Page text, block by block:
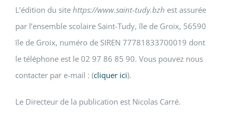
L’édition du site https://www.saint-tudy.bzh est assurée
par l’ensemble scolaire Saint-Tudy, île de Groix, 56590
île de Groix, numéro de SIREN 77781833700019 dont
le téléphone est le 02 97 86 85 90. Vous pouvez nous
contacter par e-mail : (cliquer ici).
Le Directeur de la publication est Nicolas Carré.